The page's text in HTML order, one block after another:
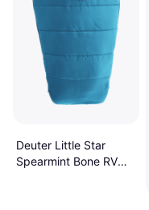
Deuter Little Star
Spearmint Bone RV